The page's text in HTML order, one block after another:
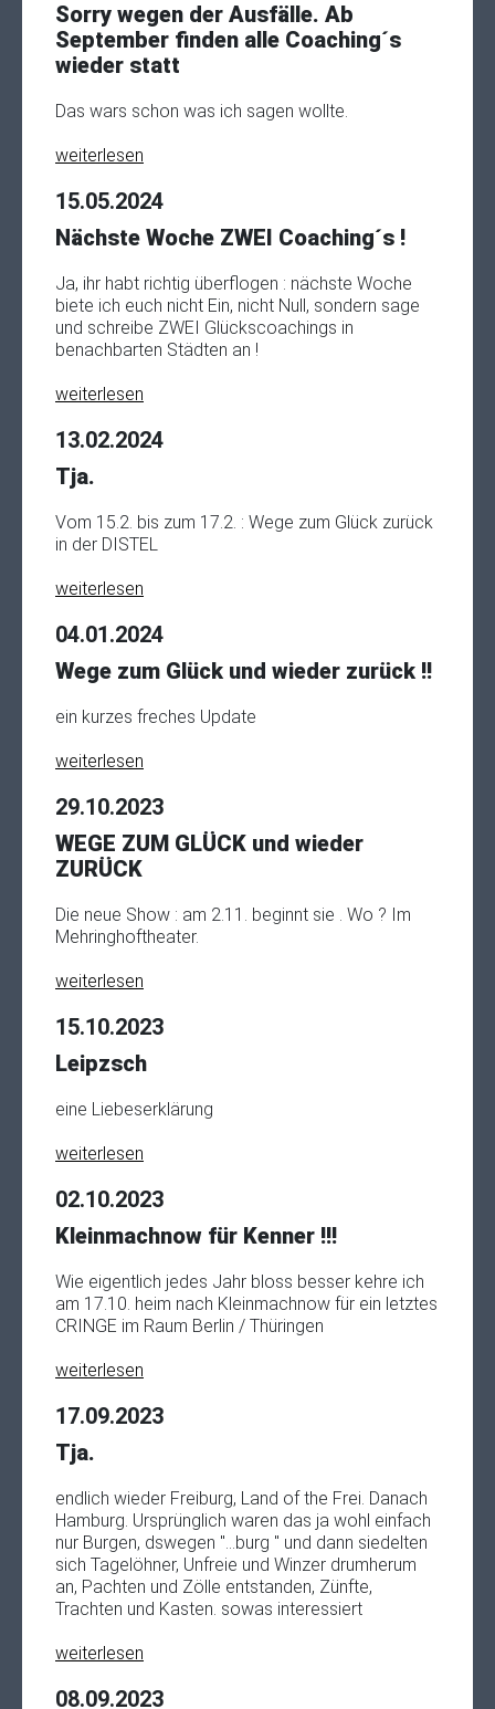
Sorry wegen der Ausfälle. Ab
September finden alle Coaching´s
wieder statt
Das wars schon was ich sagen wollte.
weiterlesen
15.05.2024
Nächste Woche ZWEI Coaching´s !
Ja, ihr habt richtig überflogen : nächste Woche
biete ich euch nicht Ein, nicht Null, sondern sage
und schreibe ZWEI Glückscoachings in
benachbarten Städten an !
weiterlesen
13.02.2024
Tja.
Vom 15.2. bis zum 17.2. : Wege zum Glück zurück
in der DISTEL
weiterlesen
04.01.2024
Wege zum Glück und wieder zurück !!
ein kurzes freches Update
weiterlesen
29.10.2023
WEGE ZUM GLÜCK und wieder
ZURÜCK
Die neue Show : am 2.11. beginnt sie . Wo ? Im
Mehringhoftheater.
weiterlesen
15.10.2023
Leipzsch
eine Liebeserklärung
weiterlesen
02.10.2023
Kleinmachnow für Kenner !!!
Wie eigentlich jedes Jahr bloss besser kehre ich
am 17.10. heim nach Kleinmachnow für ein letztes
CRINGE im Raum Berlin / Thüringen
weiterlesen
17.09.2023
Tja.
endlich wieder Freiburg, Land of the Frei. Danach
Hamburg. Ursprünglich waren das ja wohl einfach
nur Burgen, dswegen "...burg " und dann siedelten
sich Tagelöhner, Unfreie und Winzer drumherum
an, Pachten und Zölle entstanden, Zünfte,
Trachten und Kasten. sowas interessiert
weiterlesen
08.09.2023